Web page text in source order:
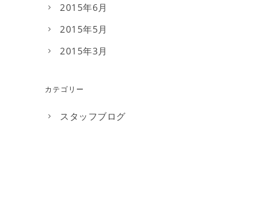
2015年6月
2015年5月
2015年3月
カテゴリー
スタッフブログ